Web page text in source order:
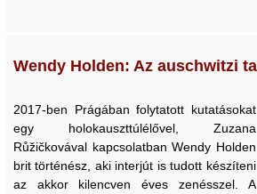
Wendy Holden: Az auschwitzi
2017-ben Prágában folytatott kutatásokat
egy holokauszttúlélővel, Zuzana
Růžičkovával kapcsolatban Wendy Holden
brit történész, aki interjút is tudott készíteni
az akkor kilencven éves zenésszel. A